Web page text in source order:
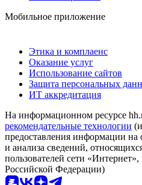
Мобильное приложение
Этика и комплаенс
Оказание услуг
Использование сайтов
Защита персональных
ИТ аккредитация
На информационном ресурсе
рекомендательные технологии
предоставления информации на
и анализа сведений,
пользователей сети
Российской Федерации)